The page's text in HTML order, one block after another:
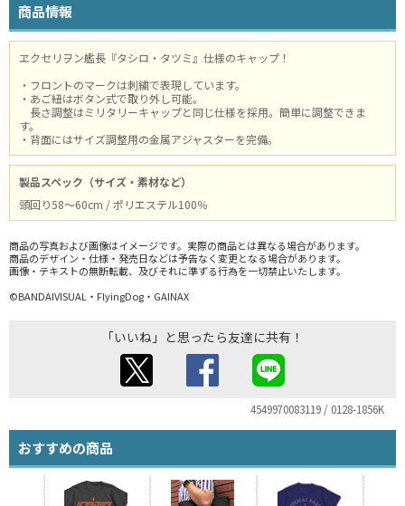
商品情報
ヱクセリヲン艦長『タシロ・タツミ』仕様のキャップ！
・フロントのマークは刺繍で表現しています。
・あご紐はボタン式で取り外し可能。
長さ調整はミリタリーキャップと同じ仕様を採用。簡単に調整できま
す。
・背面にはサイズ調整用の金属アジャスターを完備。
製品スペック（サイズ・素材など）
頭回り58～60cm / ポリエステル100％
商品の写真および画像はイメージです。実際の商品とは異なる場合があります。
商品のデザイン・仕様・発売日などは予告なく変更となる場合があります。
画像・テキストの無断転載、及びそれに準ずる行為を一切禁止いたします。
©BANDAIVISUAL・FlyingDog・GAINAX
「いいね」と思ったら友達に共有！
4549970083119 / 0128-1856K
おすすめの商品